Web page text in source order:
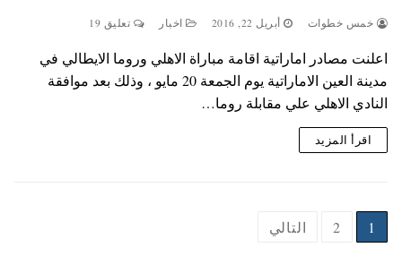
خمس خطوات أبريل 22, 2016 اخبار تعليق 19
اعلنت مصادر اماراتية اقامة مباراة الاهلي وروما الايطالي في
مدينة العين الاماراتية يوم الجمعة 20 مايو ، وذلك بعد موافقة
النادي الاهلي علي مقابلة روما…
اقرأ المزيد
Posts
1
2 التالي